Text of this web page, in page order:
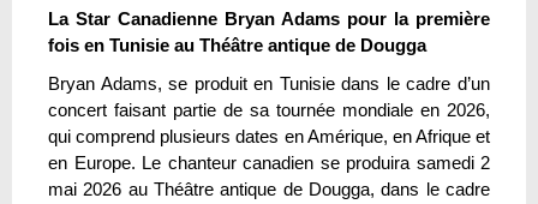
La Star Canadienne Bryan Adams pour la première
fois en Tunisie au Théâtre antique de Dougga
Bryan Adams, se produit en Tunisie dans le cadre d’un
concert faisant partie de sa tournée mondiale en 2026,
qui comprend plusieurs dates en Amérique, en Afrique et
en Europe. Le chanteur canadien se produira samedi 2
mai 2026 au Théâtre antique de Dougga, dans le cadre